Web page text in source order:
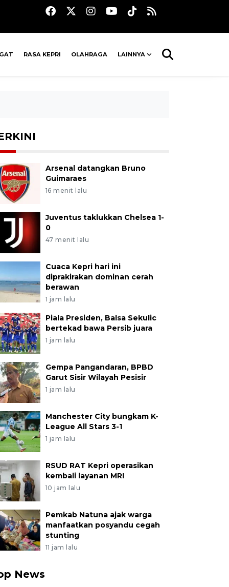
RASA KEPRI OLAHRAGA LAINNYA
Arsenal datangkan Bruno
Guimaraes
16 menit lalu
Juventus taklukkan Chelsea 1-
0
47 menit lalu
Cuaca Kepri hari ini
diprakirakan dominan cerah
berawan
1 jam lalu
Piala Presiden, Balsa Sekulic
bertekad bawa Persib juara
1 jam lalu
Gempa Pangandaran, BPBD
Garut Sisir Wilayah Pesisir
1 jam lalu
Manchester City bungkam K-
League All Stars 3-1
1 jam lalu
RSUD RAT Kepri operasikan
kembali layanan MRI
10 jam lalu
Pemkab Natuna ajak warga
manfaatkan posyandu cegah
stunting
11 jam lalu
News